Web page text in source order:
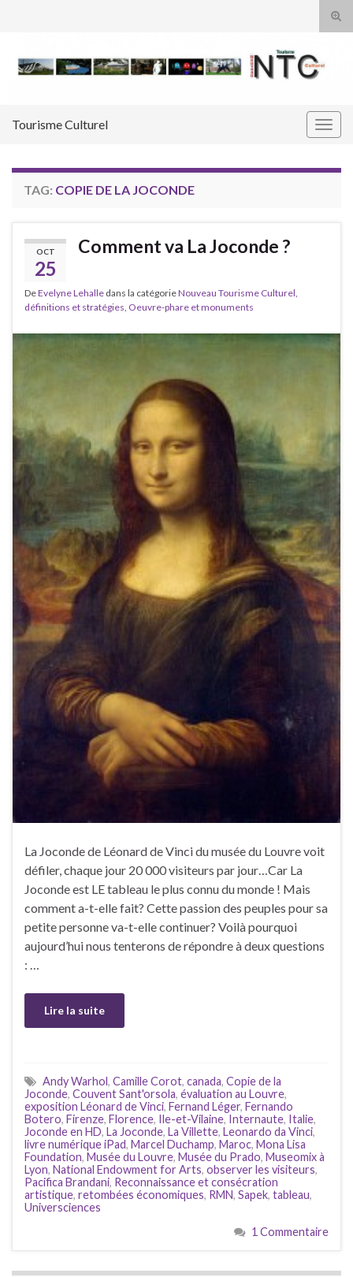
Tourisme Culturel
TAG: COPIE DE LA JOCONDE
OCT
25
Comment va La Joconde ?
DeEvelyne Lehalle dans la catégorieNouveau Tourisme Culturel,
définitions et stratégies, Oeuvre-phare et monuments
La Joconde de Léonard de Vinci du musée du Louvre voit
défiler, chaque jour 20 000 visiteurs par jour…Car La
Joconde est LE tableau le plus connu du monde ! Mais
comment a-t-elle fait? Cette passion des peuples pour sa
petite personne va-t-elle continuer? Voilà pourquoi
aujourd’hui nous tenterons de répondre à deux questions
: …
Lire la suite
Andy Warhol, Camille Corot, canada, Copie de la
Joconde, Couvent Sant'orsola, évaluation au Louvre,
exposition Léonard de Vinci, Fernand Léger, Fernando
Botero, Firenze, Florence, Ile-et-Vilaine, Internaute, Italie,
Joconde en HD, La Joconde, La Villette, Leonardo da Vinci,
livre numérique iPad, Marcel Duchamp, Maroc, Mona Lisa
Foundation, Musée du Louvre, Musée du Prado, Museomix à
Lyon, National Endowment for Arts, observer les visiteurs,
Pacifica Brandani, Reconnaissance et consécration
artistique, retombées économiques, RMN, Sapek, tableau,
Universciences
1 Commentaire